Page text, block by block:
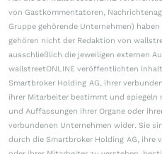
von Gastkommentatoren,
Gruppe gehörende Unternehmen)
gehören nicht der Redaktion von
ausschließlich die jeweiligen externen
wallstreetONLINE veröffentlichten
Smartbroker Holding AG, ihrer
ihrer Mitarbeiter bestimmt und spiegeln
und Auffassungen ihrer Organe oder
verbundenen Unternehmen wider. Sie
durch die Smartbroker Holding AG, ihre